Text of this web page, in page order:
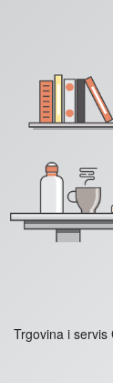
Trgovina i